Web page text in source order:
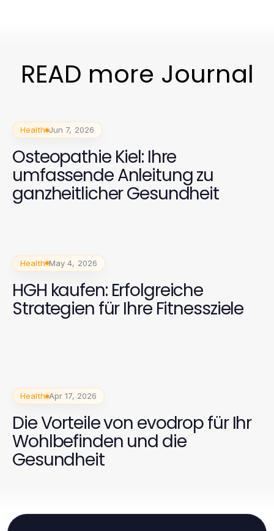
READ more Journal
Health Jun 7, 2026
Osteopathie Kiel: Ihre
umfassende Anleitung zu
ganzheitlicher Gesundheit
Health May 4, 2026
HGH kaufen: Erfolgreiche
Strategien für Ihre Fitnessziele
Health Apr 17, 2026
Die Vorteile von evodrop für Ihr
Wohlbefinden und die
Gesundheit